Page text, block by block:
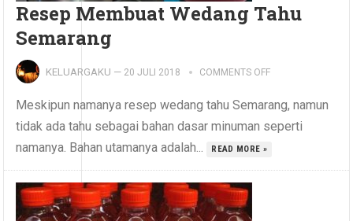
Resep Membuat Wedang Tahu
Semarang
KELUARGAKU — 20 JULI 2018 COMMENTS OFF
Meskipun namanya resep wedang tahu Semarang, namun
tidak ada tahu sebagai bahan dasar minuman seperti
namanya. Bahan utamanya adalah...
READ MORE »